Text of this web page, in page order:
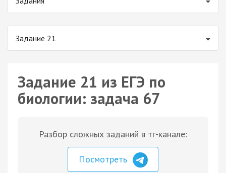
Задание 21
Задание 21 из ЕГЭ по
биологии: задача 67
Разбор сложных заданий в тг-канале:
Посмотреть